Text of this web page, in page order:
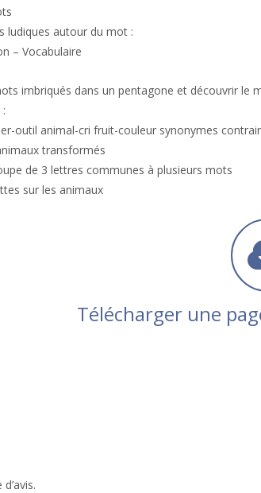
ludiques autour du mot :
– Vocabulaire
imbriqués dans un pentagone et découvrir le
outil animal-cri fruit-couleur synonymes
transformés
de 3 lettres communes à plusieurs mots
sur les animaux
Télécharger une